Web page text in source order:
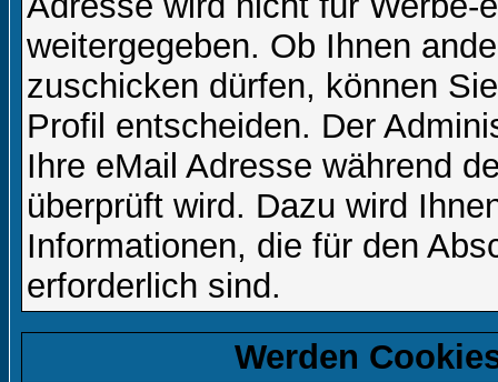
weitergegeben. Ob Ihnen
zuschicken dürfen, können
Profil entscheiden. Der
Ihre eMail Adresse während
überprüft wird. Dazu wird
Informationen, die für den
erforderlich sind.
Werden